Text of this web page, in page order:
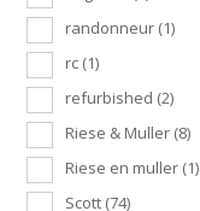
randonneur (1)
rc (1)
refurbished (2)
Riese & Muller (8)
Riese en muller (1)
Scott (74)